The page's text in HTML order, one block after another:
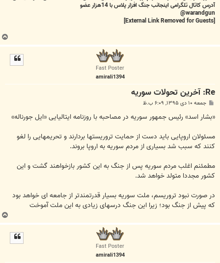
آدرس کاتال تلگرامی اینجانب جنگ افزار پلاس با 14هزار عضو
warandgun@
ب
ا
Fast Poster
amirali1394
Re: آخرين تحولات سوريه
پ
ت
جمعه ۱۰ دی ۱۳۹۵, ۶:۰۹ ب.ظ
«بشار اسد» رئیس جمهور سوریه در مصاحبه با روزنامه ایتالیایی «ایل جورناله»
مسئولان اروپایی باید دست از حمایت تروریستها بردارند و تحریمهایی را لغو
کنند که سبب شد بسیاری از مردم سوریه به اروپا بروند.
مطمئنم اغلب مردم سوریه پس از جنگ به این کشور بازخواهند گشت و این
کشور مجددا متولد خواهد شد.
در صورت نبود تروریسم، ملت سوریه بسیار قدرتمندتر از جامعه ای خواهد بود
که پیش از جنگ بود؛ زیرا این جنگ درسهای زیادی به این ملت آموخت
ب
ا
Fast Poster
amirali1394